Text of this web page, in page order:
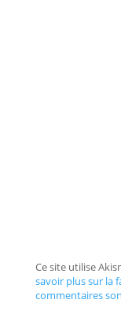
Ce site utilise
savoir plus sur la
commentaires